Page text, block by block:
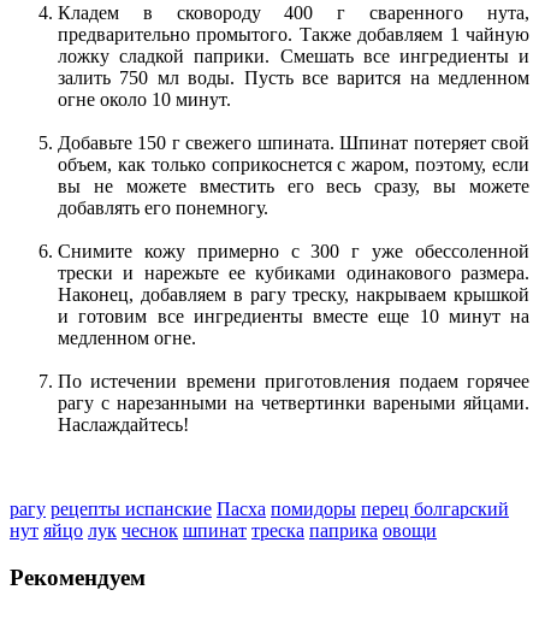
Кладем в сковороду 400 г сваренного нута,
предварительно промытого. Также добавляем 1 чайную
ложку сладкой паприки. Смешать все ингредиенты и
залить 750 мл воды. Пусть все варится на медленном
огне около 10 минут.
Добавьте 150 г свежего шпината. Шпинат потеряет свой
объем, как только соприкоснется с жаром, поэтому, если
вы не можете вместить его весь сразу, вы можете
добавлять его понемногу.
Снимите кожу примерно с 300 г уже обессоленной
трески и нарежьте ее кубиками одинакового размера.
Наконец, добавляем в рагу треску, накрываем крышкой
и готовим все ингредиенты вместе еще 10 минут на
медленном огне.
По истечении времени приготовления подаем горячее
рагу с нарезанными на четвертинки вареными яйцами.
Наслаждайтесь!
рагу рецепты испанские Пасха помидоры перец болгарский
нут яйцо лук чеснок шпинат треска паприка овощи
Рекомендуем